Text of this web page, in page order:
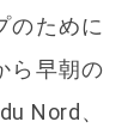
のために
ら早朝の
Nord、